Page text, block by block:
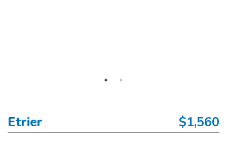
Etrier $1,560